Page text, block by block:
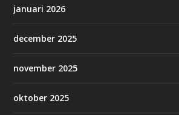
januari 2026
december 2025
november 2025
oktober 2025